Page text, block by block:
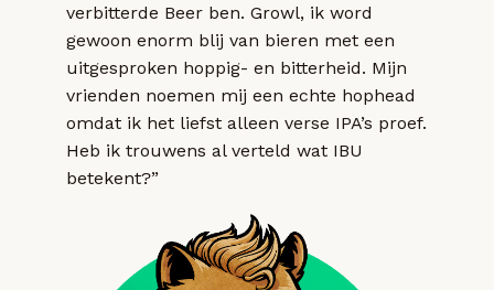
verbitterde Beer ben. Growl, ik word
gewoon enorm blij van bieren met een
uitgesproken hoppig- en bitterheid. Mijn
vrienden noemen mij een echte hophead
omdat ik het liefst alleen verse IPA’s proef.
Heb ik trouwens al verteld wat IBU
betekent?”